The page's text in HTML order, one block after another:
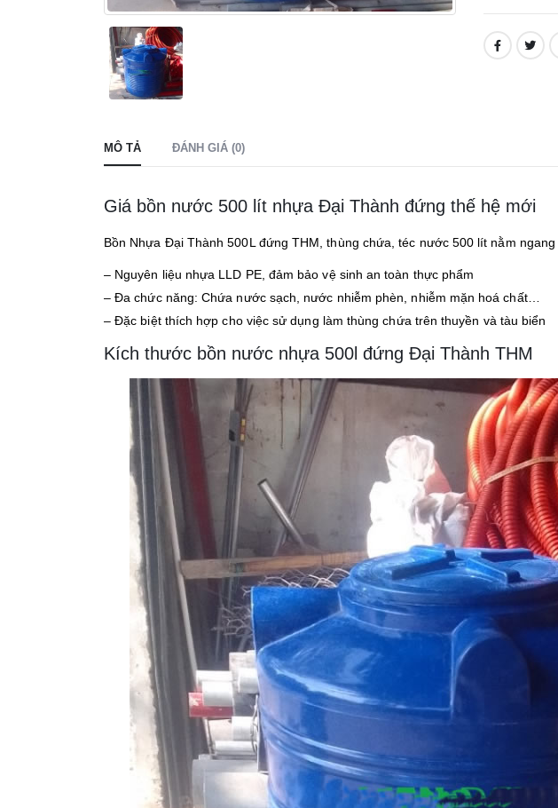
MÔ TẢ ĐÁNH GIÁ (0)
Giá bồn nước 500 lít nhựa Đại Thành đứng thế hệ mới
Bồn Nhựa Đại Thành 500L đứng THM, thùng chứa, téc nước 500 lít nằm
– Nguyên liệu nhựa LLD PE, đảm bảo vệ sinh an toàn thực phẩm
– Đa chức năng: Chứa nước sạch, nước nhiễm phèn, nhiễm mặn hoá chất…
– Đặc biệt thích hợp cho việc sử dụng làm thùng chứa trên thuyền và tàu biển
Kích thước bồn nước nhựa 500l đứng Đại Thành THM